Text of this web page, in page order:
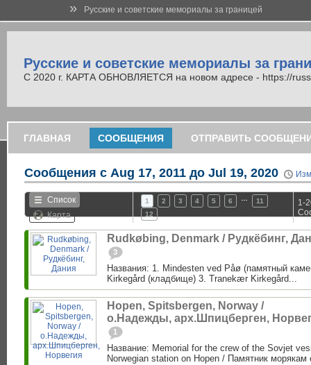
» Русские и советские мемориалы за границей
Русские и советские мемориалы за
С 2020 г. КАРТА ОБНОВЛЯЕТСЯ на новом адресе - https://
ГЛАВНАЯ СООБЩЕНИЯ ОТПРАВИТЬ
Сообщения с Aug 17, 2011 до Jul 19, 2020
Список
Карта
1 2 3 4 5 6
11
12
1-
Rudkøbing, Denmark / Рудкёбинг,
3
Названия: 1. Mindesten ved Påø (памятный
Kirkegård (кладбище) 3. Tranekær Kirkegård...
Hopen, Spitsbergen, Norway /
о.Надежды, арх.Шпицберген,
1
Название: Memorial for the crew of the Sovjet
Norwegian station on Hopen / Памятник морякам